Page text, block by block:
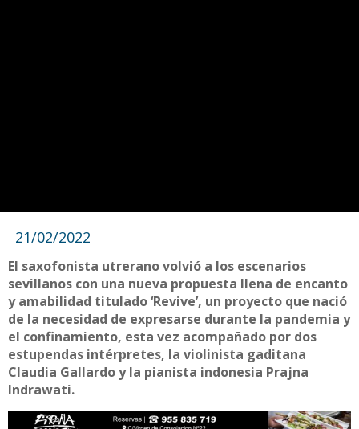
21/02/2022
El saxofonista utrerano volvió a los escenarios
sevillanos con una nueva propuesta llena de encanto
y amabilidad titulado ‘Revive’, un proyecto que nació
de la necesidad de expresarse durante la pandemia y
el confinamiento, esta vez acompañado por dos
estupendas intérpretes, la violinista gaditana
Claudia Gallardo y la pianista indonesia Prajna
Indrawati.